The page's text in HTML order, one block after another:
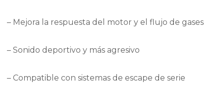
– Mejora la respuesta del motor y el flujo de gases
– Sonido deportivo y más agresivo
– Compatible con sistemas de escape de serie